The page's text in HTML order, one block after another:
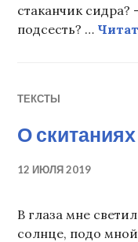
стаканчик
подсесть? …
ТЕКСТЫ
О
12 ИЮЛЯ 2019
В глаза мне
солнце, подо